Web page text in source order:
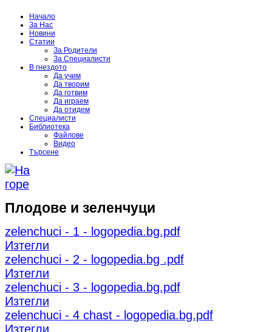
Начало
За Нас
Новини
Статии
За Родители
За Специалисти
В гнездото
Да учим
Да творим
Да готвим
Да играем
Да отидем
Специалисти
Библиотека
Файлове
Видео
Търсене
Плодове и зеленчуци
zelenchuci - 1 - logopedia.bg.pdf
Изтегли
zelenchuci - 2 - logopedia.bg .pdf
Изтегли
zelenchuci - 3 - logopedia.bg.pdf
Изтегли
zelenchuci - 4 chast - logopedia.bg.pdf
Изтегли